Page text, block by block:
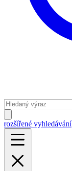
rozšířené vyhledávání